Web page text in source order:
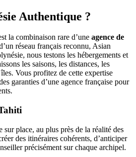
Authentique ?
la combinaison rare d’une agence de
réseau français reconnu, Asian
nous testons les hébergements et
les saisons, les distances, les
Vous profitez de cette expertise
garanties d’une agence française pour
place, au plus près de la réalité des
des itinéraires cohérents, d’anticiper
précisément sur chaque archipel.